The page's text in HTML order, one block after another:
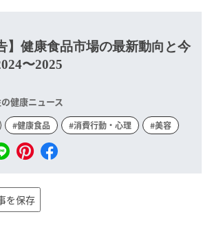
】健康食品市場の最新動向と今
〜2025
健康ニュース
#健康食品 #消費行動・心理 #美容
を保存